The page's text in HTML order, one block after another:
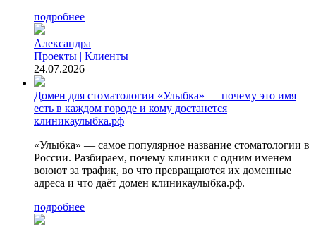
подробнее
Александра
Проекты | Клиенты
24.07.2026
Домен для стоматологии «Улыбка» — почему это имя
есть в каждом городе и кому достанется
клиникаулыбка.рф
«Улыбка» — самое популярное название стоматологии в
России. Разбираем, почему клиники с одним именем
воюют за трафик, во что превращаются их доменные
адреса и что даёт домен клиникаулыбка.рф.
подробнее